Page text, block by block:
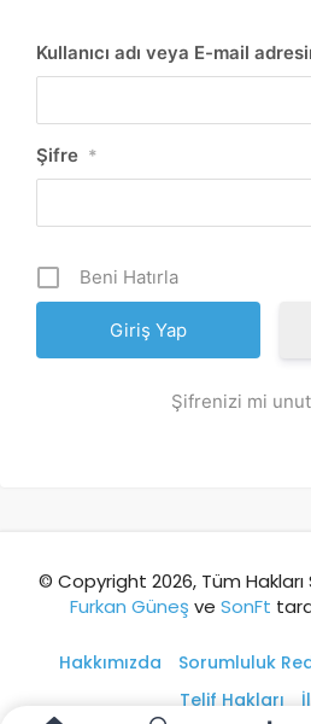
Kullanıcı adı veya E-mail
Şifre *
Beni Hatırla
Şifrenizi mi
© Copyright 2026, Tüm Hakları
Furkan Güneş ve SonFt
Hakkımızda Sorumluluk
Telif Hakları
NBY Akıllı Asistan
AI kullanmadan, sitedeki gerçek
⭐ Popüler
🏛️ Tarihi 🌿 Doğa
⚡ Kısa
Akıllı rota